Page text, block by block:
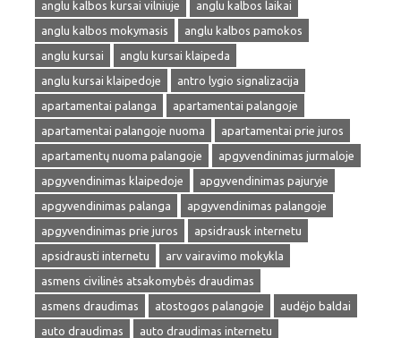
anglu kalbos kursai vilniuje
anglu kalbos laikai
anglu kalbos mokymasis
anglu kalbos pamokos
anglu kursai
anglu kursai klaipeda
anglu kursai klaipedoje
antro lygio signalizacija
apartamentai palanga
apartamentai palangoje
apartamentai palangoje nuoma
apartamentai prie juros
apartamentų nuoma palangoje
apgyvendinimas jurmaloje
apgyvendinimas klaipedoje
apgyvendinimas pajuryje
apgyvendinimas palanga
apgyvendinimas palangoje
apgyvendinimas prie juros
apsidrausk internetu
apsidrausti internetu
arv vairavimo mokykla
asmens civilinės atsakomybės draudimas
asmens draudimas
atostogos palangoje
audėjo baldai
auto draudimas
auto draudimas internetu